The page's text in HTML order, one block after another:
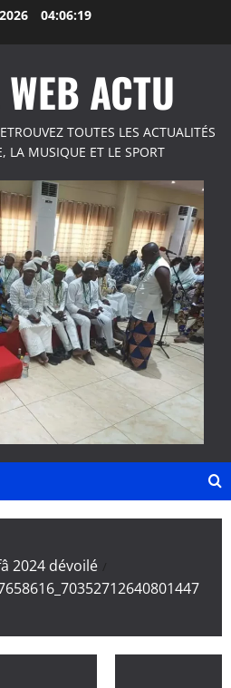
04:06:20
ACTU
TOUTES LES ACTUALITÉS
LA MUSIQUE ET LE SPORT
2024 dévoilé